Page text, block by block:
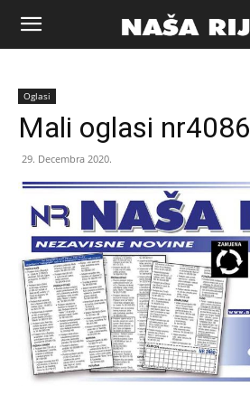
Naša
riječ
Zenica
Oglasi
Mali oglasi nr4086
29. Decembra 2020.